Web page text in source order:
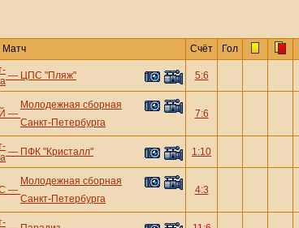
Матч Счёт Гол
— ЦПС "Пляж" 5:6
—
Молодежная сборная
Санкт-Петербурга
7:6
— ПФК "Кристалл" 1:10
—
Молодежная сборная
Санкт-Петербурга
4:3